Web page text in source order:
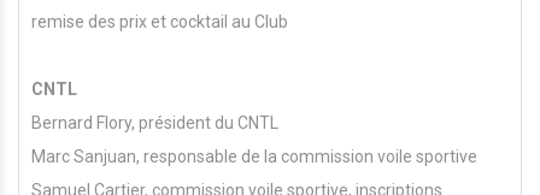
remise des prix et cocktail au Club
CNTL
Bernard Flory, président du CNTL
Marc Sanjuan, responsable de la commission voile sportive
Samuel Cartier, commission voile sportive, inscriptions